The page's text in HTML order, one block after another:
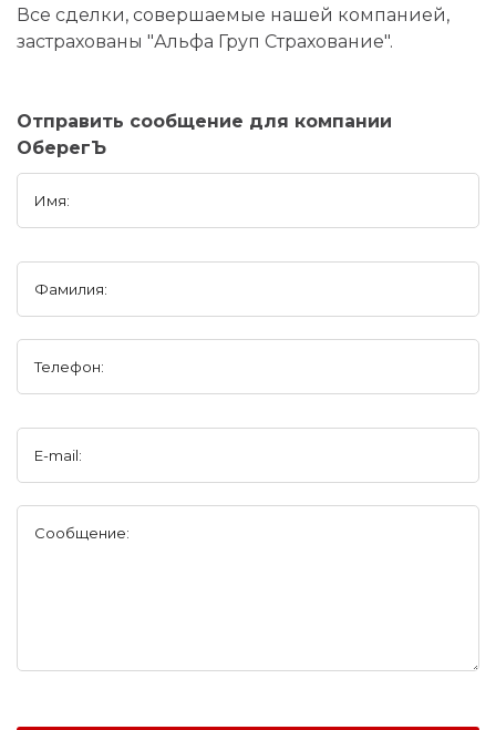
Все сделки, совершаемые нашей компанией,
застрахованы "Альфа Груп Страхование".
Отправить сообщение для компании
ОберегЪ
Имя:
Фамилия:
Телефон:
E-mail:
Сообщение: